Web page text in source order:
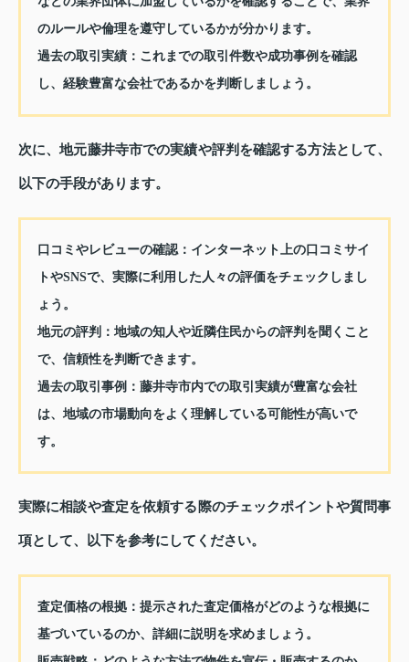
のルールや倫理を遵守しているかが分かります。
過去の取引実績：これまでの取引件数や成功事例を確認
し、経験豊富な会社であるかを判断しましょう。
次に、地元藤井寺市での実績や評判を確認する方法として、
以下の手段があります。
口コミやレビューの確認：インターネット上の口コミサイ
トやSNSで、実際に利用した人々の評価をチェックしまし
ょう。
地元の評判 ：地域の知人や近隣住民からの評判を聞くこと
で、信頼性を判断できます。
過去の取引事例 ：藤井寺市内での取引実績が豊富な会社
は、地域の市場動向をよく理解している可能性が高いで
す。
実際に相談や査定を依頼する際のチェックポイントや質問事
項として、以下を参考にしてください。
査定価格の根拠：提示された査定価格がどのような根拠に
基づいているのか、詳細に説明を求めましょう。